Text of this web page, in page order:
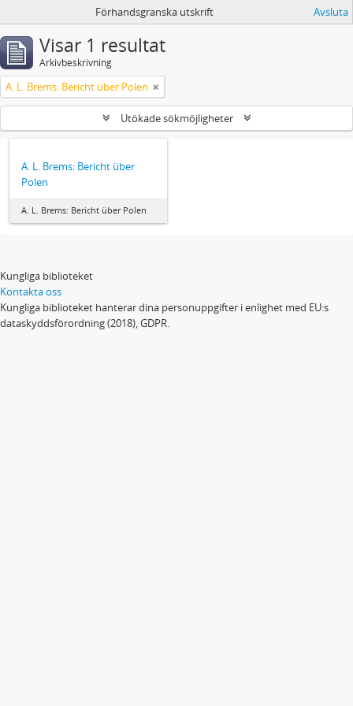
Förhandsgranska utskrift Avsluta
Visar 1 resultat
Arkivbeskrivning
A. L. Brems: Bericht über Polen
Utökade sökmöjligheter
A. L. Brems: Bericht über
Polen
A. L. Brems: Bericht über Polen
Kungliga biblioteket
Kontakta oss
Kungliga biblioteket hanterar dina personuppgifter i enlighet med EU:s
dataskyddsförordning (2018), GDPR.